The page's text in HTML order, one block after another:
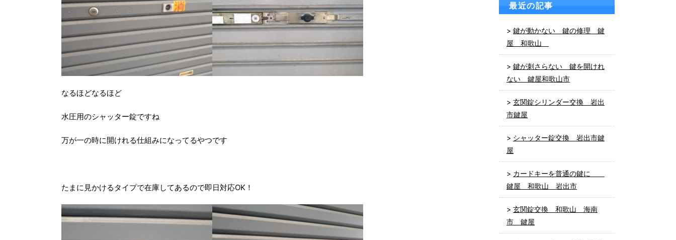
なるほどなるほど
水圧用のシャッター錠ですね
万が一の時に開けれる仕組みになってるやつです
たまに見かけるタイプで在庫してあるので即日対応OK！
最近の記事
鍵が動かない 鍵の修理 鍵
屋 和歌山
鍵が刺さらない 鍵を開けれ
ない 鍵屋和歌山市
玄関錠シリンダー交換 岩出
市鍵屋
シャッター錠交換 岩出市鍵
屋
カードキーを普通の鍵に
鍵屋 和歌山 岩出市
玄関錠交換 和歌山 海南
市 鍵屋